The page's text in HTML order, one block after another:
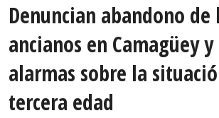
Denuncian abandono de
ancianos en Camagüey
alarmas sobre la
tercera edad